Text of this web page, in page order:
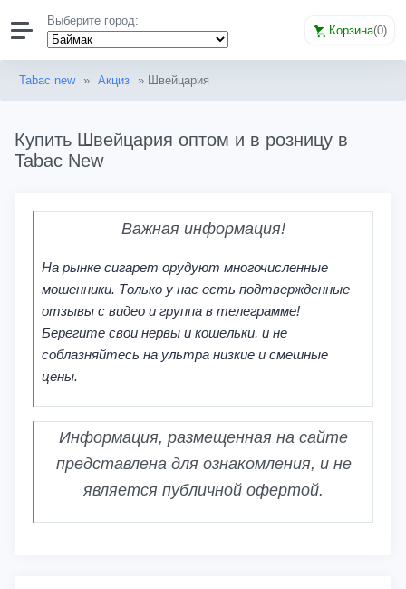
Выберите город:
Корзина(0)
Tabac new » Акциз » Швейцария
Купить Швейцария оптом и в розницу в
Tabac New
Важная информация!
На рынке сигарет орудуют многочисленные
мошенники. Только у нас есть подтвержденные
отзывы с видео и группа в телеграмме!
Берегите свои нервы и кошельки, и не
соблазняйтесь на ультра низкие и смешные
цены.
Информация, размещенная на сайте
представлена для ознакомления, и не
является публичной офертой.